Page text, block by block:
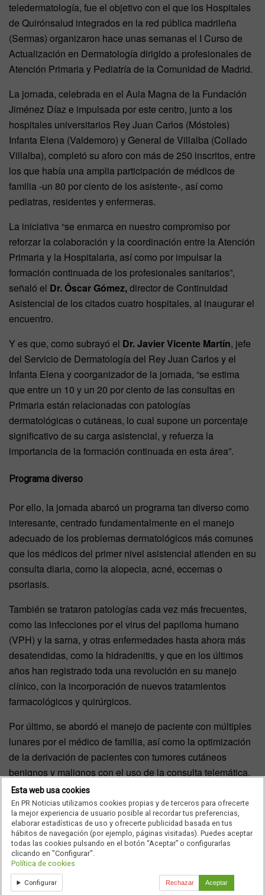
teledermatología, fue el objetivo con el que los Hospitales
de Quirónsalud integrados en la red pública madrileña
(Sermas) organizaron hace unas semanas el I Curso de
Actualización en Dermatología dirigido a profesionales de
Atención Primaria y Pediatría de la Comunidad de Madrid.
La jornada, celebrada en el Aula Magna de la Fundación
Jiménez Díaz e impulsada por este centro, junto a los
hospitales universitarios Rey Juan Carlos (Móstoles)
Infanta Elena (Valdemoro) y General de Villalba (Collado
Villalba), completó su aforo con más de 250 inscritos, entre
los que había una amplia participación de médicos de
familia -un 80 por ciento de los asistente-, así como
pediatras, residentes y enfermeras.
La iniciativa “se enmarca en nuestro compromiso por
reforzar la colaboración y la coordinación entre la Atención
Primaria y la Hospitalaria, así como por impulsar la
formación continuada de los profesionales sanitarios”,
señaló el Dr. Óscar Gómez,director de Continuidad
Asistencial de los citados cuatro hospitales, al inaugurar el
encuentro.
Y es que, como subrayó el Dr. Javier Vicente Martín, jefe
del Servicio de Dermatología del Rey Juan Carlos y el
Infanta Elena y coorganizador de la jornada, “se estima
que entre un 10 y un 20 por ciento de las consultas en
Primaria están relacionadas con patologías
dermatológicas o cutáneas, lo cual supone un porcentaje
significativo de su carga asistencial, y refuerza la
importancia de la formación continuada en esta área”.
Programa diverso
Por ello, la jornada abarcó un programa tan diverso como
interesante, centrado fundamentalmente en el manejo
adecuado de los problemas dermatológicos más comunes
que los médicos del primer nivel asistencial atienden en su
consulta diaria, como la alopecia, acné, eccemas o
psoriasis.
También se trataron patologías cada vez más frecuentes,
como las infecciones por el virus del papiloma humano
(VPH) y la sarna, y otras enfermedades hasta ahora más
desatendidas, como la hidradenitis, y que en los últimos
años han registrado toda una revolución en su manejo
clínico, con la incorporación de nuevos tratamientos
farmacológicos y quirúrgicos.
Por último, se abordó el manejo de paciente con múltiples
lunares por el médico de familia, así como la optimización
de la derivación de pacientes con tumores cutáneos
benignos y malignos con el uso de la consulta telemática,
o e-consulta, que permite realizar y agilizar consultas
sobre una actuación clínica entre los dos niveles
asistenciales, e integra la comunicación entre
profesionales de ambos ámbitos en la historia clínica del
paciente, favoreciendo así el trabajo multidisciplinar y la
continuidad de los cuidados.
Entre las intervenciones que acogió el curso cabe
Esta web usa cookies
En PR Noticias utilizamos cookies propias y de terceros para ofrecerte
la mejor experiencia de usuario posible al recordar tus preferencias,
elaborar estadísticas de uso y ofrecerte publicidad basada en tus
hábitos de navegación (por ejemplo, páginas visitadas). Puedes aceptar
todas las cookies pulsando en el botón “Aceptar” o configurarlas
clicando en "Configurar".
Política de cookies
Configurar Rechazar Aceptar